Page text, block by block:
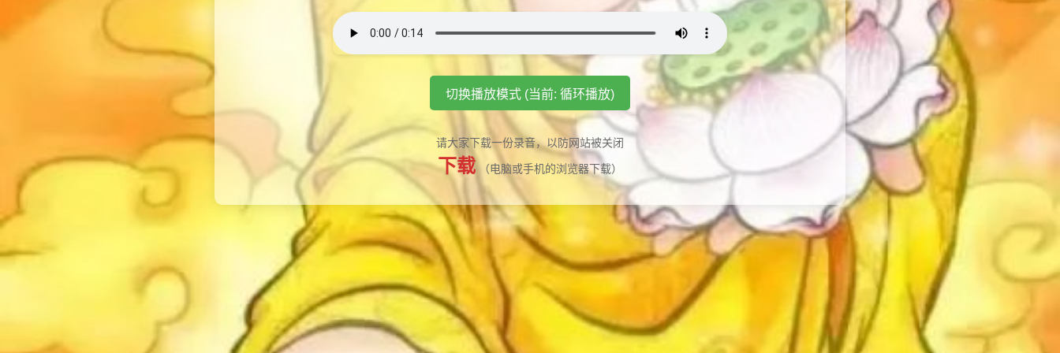
切换播放模式 (当前: 循环播放)
请大家下载一份录音，以防网站被关闭
下载 （电脑或手机的浏览器下载）